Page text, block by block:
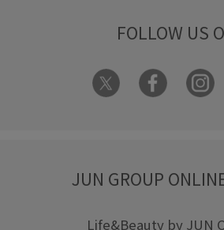
FOLLOW US
JUN GROUP
Life&Beauty by JUN